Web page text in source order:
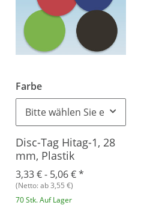
Farbe
Bitte wählen Sie eine
Disc-Tag Hitag-1, 28
mm, Plastik
3,33 € - 5,06 €*
(Netto: ab 3,55 €)
70 Stk. Auf Lager